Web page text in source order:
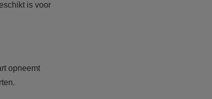
is voor
opneemt